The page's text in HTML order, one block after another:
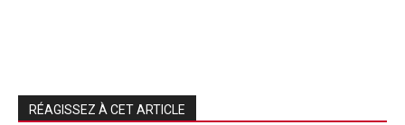
RÉAGISSEZ À CET ARTICLE